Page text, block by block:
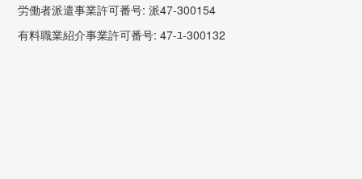
労働者派遣事業許可番号: 派47-300154
有料職業紹介事業許可番号: 47-ﾕ-300132